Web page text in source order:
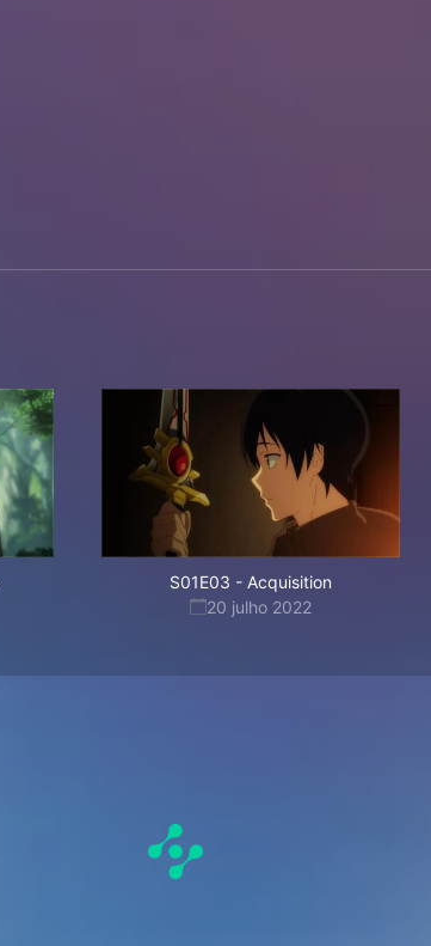
S01E03 - Acquisition
20 julho 2022